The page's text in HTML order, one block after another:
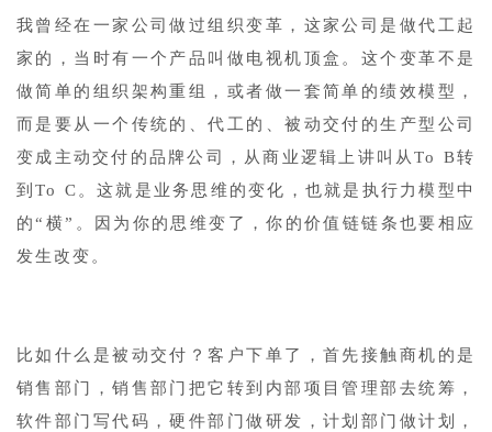
我曾经在一家公司做过组织变革，这家公司是做代工起
家的，当时有一个产品叫做电视机顶盒。这个变革不是
做简单的组织架构重组，或者做一套简单的绩效模型，
而是要从一个传统的、代工的、被动交付的生产型公司
变成主动交付的品牌公司，从商业逻辑上讲叫从To B转
到To C。这就是业务思维的变化，也就是执行力模型中
的“横”。因为你的思维变了，你的价值链链条也要相应
发生改变。
比如什么是被动交付？客户下单了，首先接触商机的是
销售部门，销售部门把它转到内部项目管理部去统筹，
软件部门写代码，硬件部门做研发，计划部门做计划，